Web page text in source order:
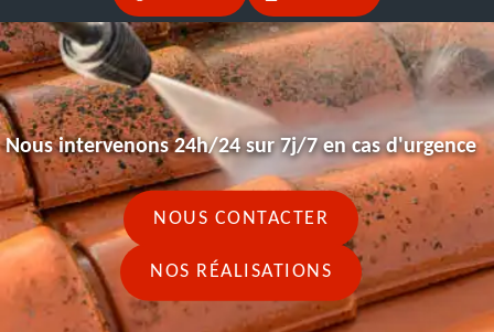
Nous intervenons 24h/24 sur 7j/7 en cas d'urgence
NOUS CONTACTER
NOS RÉALISATIONS